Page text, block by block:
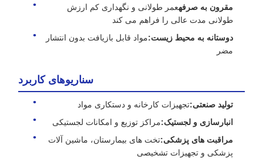
مقرون به صرفهعمر طولانی و نگهداری کم ارزش
طولانی مدت عالی را فراهم می کند
دوستانه به محیط زیست:مواد قابل بازیافت بدون انتشار
مضر
سناریوهای کاربرد
تولید صنعتی:تجهیزات کارخانه و دستکاری مواد
انبارسازی و لجستیک:مراکز توزیع و امکانات لجستیکی
مراقبت های پزشکی:تخت های بیمارستان، ماشین آلات
پزشکی و تجهیزات تشخیصی